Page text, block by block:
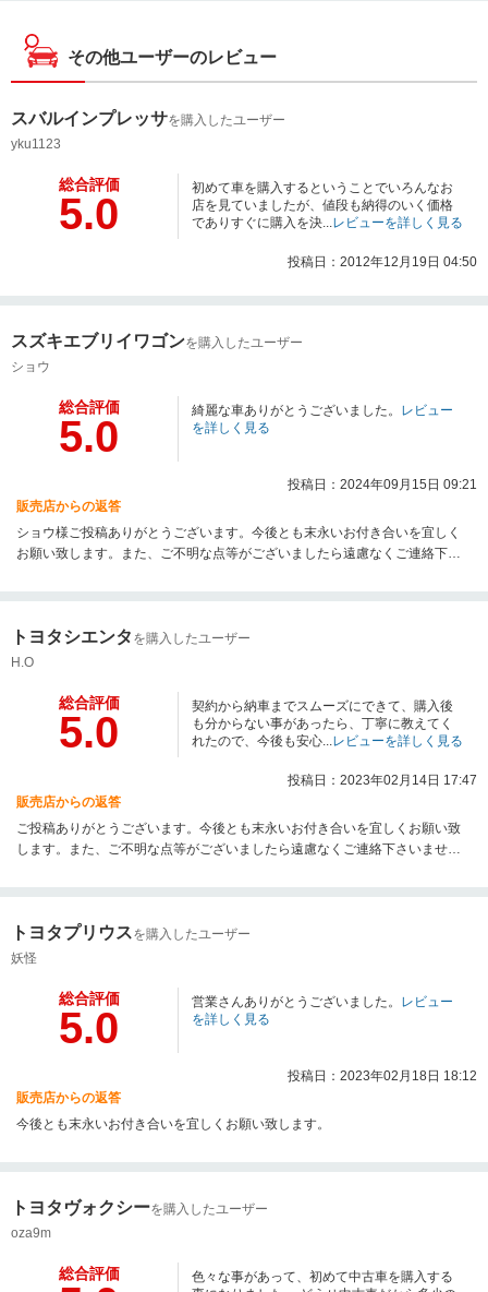
その他ユーザーのレビュー
スバルインプレッサを購入したユーザー
yku1123
総合評価
5.0
初めて車を購入するということでいろんなお
店を見ていましたが、値段も納得のいく価格
でありすぐに購入を決...レビューを詳しく見る
投稿日：2012年12月19日 04:50
スズキエブリイワゴンを購入したユーザー
ショウ
総合評価
5.0
綺麗な車ありがとうございました。 レビュー
を詳しく見る
投稿日：2024年09月15日 09:21
販売店からの返答
ショウ様ご投稿ありがとうございます。今後とも末永いお付き合いを宜しく
お願い致します。また、ご不明な点等がございましたら遠慮なくご連絡下さ
トヨタシエンタ を購入したユーザー
H.O
総合評価
5.0
契約から納車までスムーズにできて、購入後
も分からない事があったら、丁寧に教えてく
れたので、今後も安心...レビューを詳しく見る
投稿日：2023年02月14日 17:47
販売店からの返答
ご投稿ありがとうございます。今後とも末永いお付き合いを宜しくお願い致
します。また、ご不明な点等がございましたら遠慮なくご連絡下さいませ。
トヨタプリウスを購入したユーザー
妖怪
総合評価
5.0
営業さんありがとうございました。 レビュー
を詳しく見る
投稿日：2023年02月18日 18:12
販売店からの返答
今後とも末永いお付き合いを宜しくお願い致します。
トヨタヴォクシーを購入したユーザー
oza9m
総合評価
色々な事があって、初めて中古車を購入する